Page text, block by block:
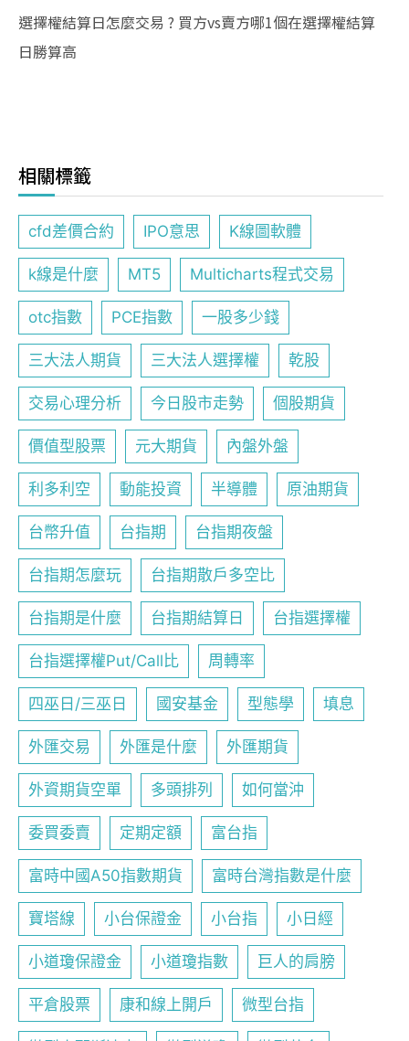
選擇權結算日怎麼交易 ? 買方vs賣方哪1個在選擇權結算
日勝算高
相關標籤
cfd差價合約 IPO意思 K線圖軟體
k線是什麼 MT5 Multicharts程式交易
otc指數 PCE指數 一股多少錢
三大法人期貨 三大法人選擇權 乾股
交易心理分析 今日股市走勢 個股期貨
價值型股票 元大期貨 內盤外盤
利多利空 動能投資 半導體 原油期貨
台幣升值 台指期 台指期夜盤
台指期怎麼玩 台指期散戶多空比
台指期是什麼 台指期結算日 台指選擇權
台指選擇權Put/Call比 周轉率
四巫日/三巫日 國安基金 型態學 填息
外匯交易 外匯是什麼 外匯期貨
外資期貨空單 多頭排列 如何當沖
委買委賣 定期定額 富台指
富時中國A50指數期貨 富時台灣指數是什麼
寶塔線 小台保證金 小台指 小日經
小道瓊保證金 小道瓊指數 巨人的肩膀
平倉股票 康和線上開戶 微型台指